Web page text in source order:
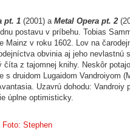
pt. 1 (2001) a Metal Opera pt. 2
postavu v príbehu. Tobias
Mainz v roku 1602. Lov na
obvinia aj jeho
z tajomnej knihy. Neskôr
s druidom Lugaidom
Uzavrú dohodu:
úplne optimisticky.
Foto: Stephen